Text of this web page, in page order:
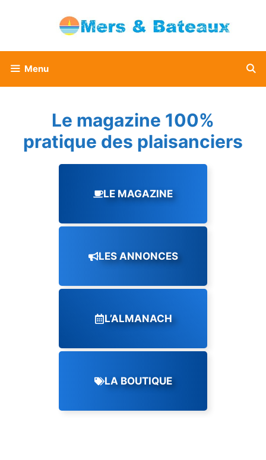
Menu
Le magazine 100%
pratique des plaisanciers
LE MAGAZINE
LES ANNONCES
L’ALMANACH
LA BOUTIQUE